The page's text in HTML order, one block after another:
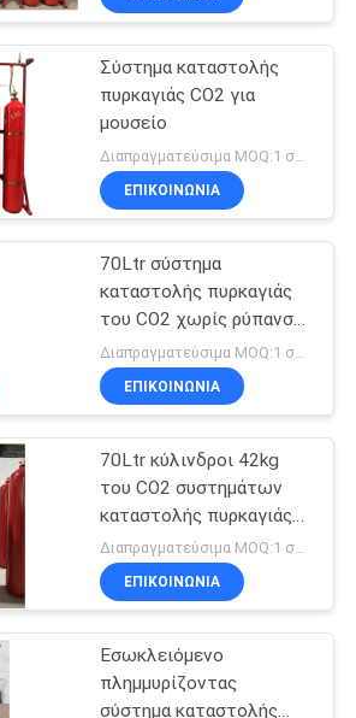
70Ltr
Σύστημα καταστολής
πυρκαγιάς CO2 για
μουσείο
ΕΠΙΚΟΙΝΩΝΊΑ
70Ltr σύστημα
καταστολής πυρκαγιάς
του CO2 χωρίς ρύπανση
για το αρχείο
ΕΠΙΚΟΙΝΩΝΊΑ
70Ltr κύλινδροι 42kg
του CO2 συστημάτων
καταστολής πυρκαγιάς
του CO2 στο δωμάτιο
υπολογιστών
Διαπραγματεύσιμα MOQ:1 σύνολο
ΕΠΙΚΟΙΝΩΝΊΑ
Εσωκλειόμενο
πλημμυρίζοντας
σύστημα καταστολής